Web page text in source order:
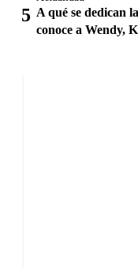
A qué se dedican
conoce a Wendy,